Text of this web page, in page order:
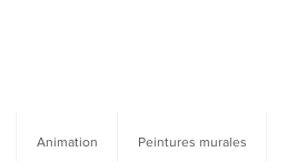
Animation Peintures murales